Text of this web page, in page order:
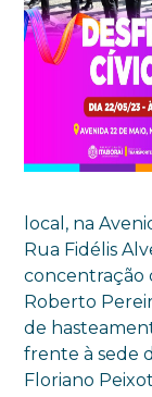
local, na
Rua Fidélis
concentração
Roberto
de
frente à sede
Floriano